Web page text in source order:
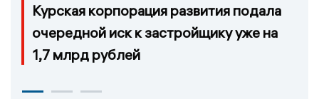
Курская корпорация развития подала
очередной иск к застройщику уже на
1,7 млрд рублей